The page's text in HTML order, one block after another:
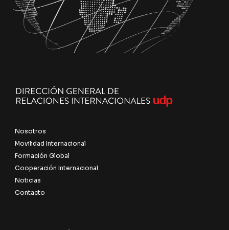
Nosotros
Movilidad Internacional
Formación Global
Cooperación Internacional
Noticias
Contacto